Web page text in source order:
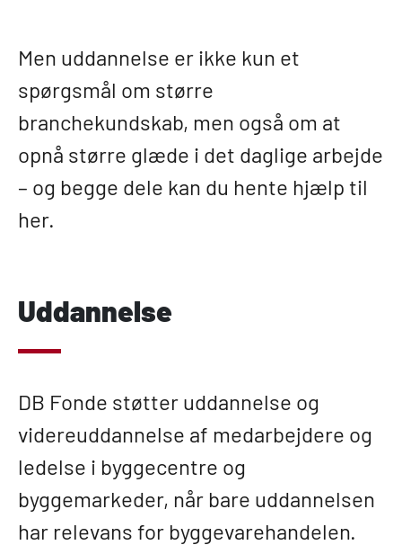
Men uddannelse er ikke kun et
spørgsmål om større
branchekundskab, men også om at
opnå større glæde i det daglige arbejde
– og begge dele kan du hente hjælp til
her.
Uddannelse
DB Fonde støtter uddannelse og
videreuddannelse af medarbejdere og
ledelse i byggecentre og
byggemarkeder, når bare uddannelsen
har relevans for byggevarehandelen.